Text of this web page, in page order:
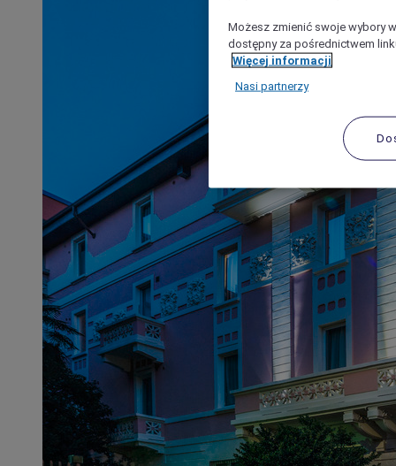
Możesz zmienić swoje wybory
dostępny za pośrednictwem
Więcej informacji
Nasi partnerzy